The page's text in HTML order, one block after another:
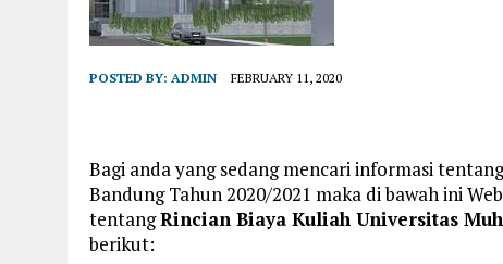
POSTED BY: ADMIN FEBRUARY 11, 2020
Bagi anda yang sedang mencari informasi
Bandung Tahun 2020/2021 maka di bawah ini
tentangRincian Biaya Kuliah Universitas
berikut: